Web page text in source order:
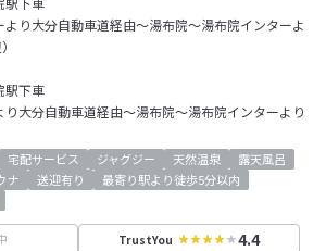
り大分自動車道経由～湯布院～湯布院インターよ
下車
大分自動車道経由～湯布院～湯布院インターより
宅配サービス ジャグジー 天然温泉
露天風呂
ナ 送迎有り
最寄り駅より徒歩5分以内
TrustYou 4.4